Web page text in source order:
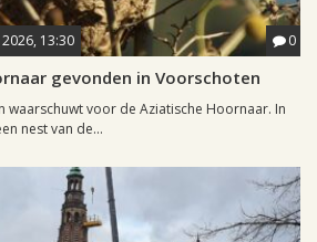
13:30 0
gevonden in Voorschoten
waarschuwt voor de Aziatische Hoornaar. In
nest van de...